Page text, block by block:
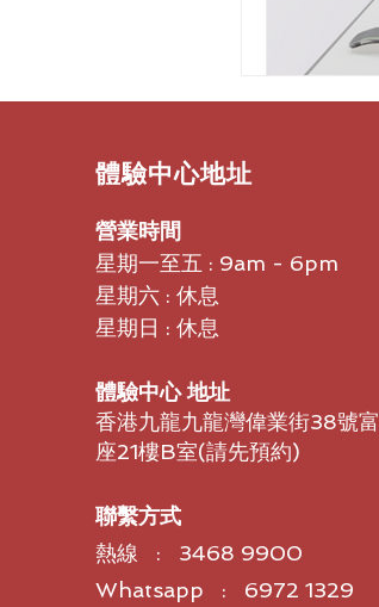
​體驗中心地址
營業時間
星期一至五 : 9am - 6pm
星期六 : 休息
星期日 : 休息
體驗中心 地址
香港九龍九龍灣偉業街38號
座21樓B室​(請先預約)
聯繫方式
熱線 : 3468 9900
Whatsapp : 6972 1329